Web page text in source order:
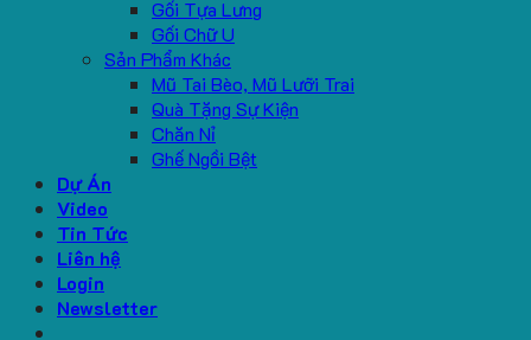
Gối Tựa Lưng
Gối Chữ U
Sản Phẩm Khác
Mũ Tai Bèo, Mũ Lưỡi Trai
Quà Tặng Sự Kiện
Chăn Nỉ
Ghế Ngồi Bệt
Dự Án
Video
Tin Tức
Liên hệ
Login
Newsletter